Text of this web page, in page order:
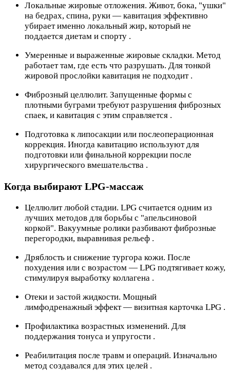
Локальные жировые отложения. Живот, бока, "ушки"
на бедрах, спина, руки — кавитация эффективно
убирает именно локальный жир, который не
поддается диетам и спорту .
Умеренные и выраженные жировые складки. Метод
работает там, где есть что разрушать. Для тонкой
жировой прослойки кавитация не подходит .
Фиброзный целлюлит. Запущенные формы с
плотными буграми требуют разрушения фиброзных
спаек, и кавитация с этим справляется .
Подготовка к липосакции или послеоперационная
коррекция. Иногда кавитацию используют для
подготовки или финальной коррекции после
хирургического вмешательства .
Когда выбирают LPG-массаж
Целлюлит любой стадии. LPG считается одним из
лучших методов для борьбы с "апельсиновой
коркой". Вакуумные ролики разбивают фиброзные
перегородки, выравнивая рельеф .
Дряблость и снижение тургора кожи. После
похудения или с возрастом — LPG подтягивает кожу,
стимулируя выработку коллагена .
Отеки и застой жидкости. Мощный
лимфодренажный эффект — визитная карточка LPG .
Профилактика возрастных изменений. Для
поддержания тонуса и упругости .
Реабилитация после травм и операций. Изначально
метод создавался для этих целей .